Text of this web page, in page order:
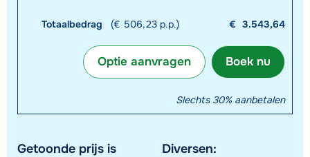
Totaalbedrag (€ 506,23 p.p.) € 3.543,64
Boek nu
Optie aanvragen
Slechts 30% aanbetalen
Getoonde prijs is
Diversen: